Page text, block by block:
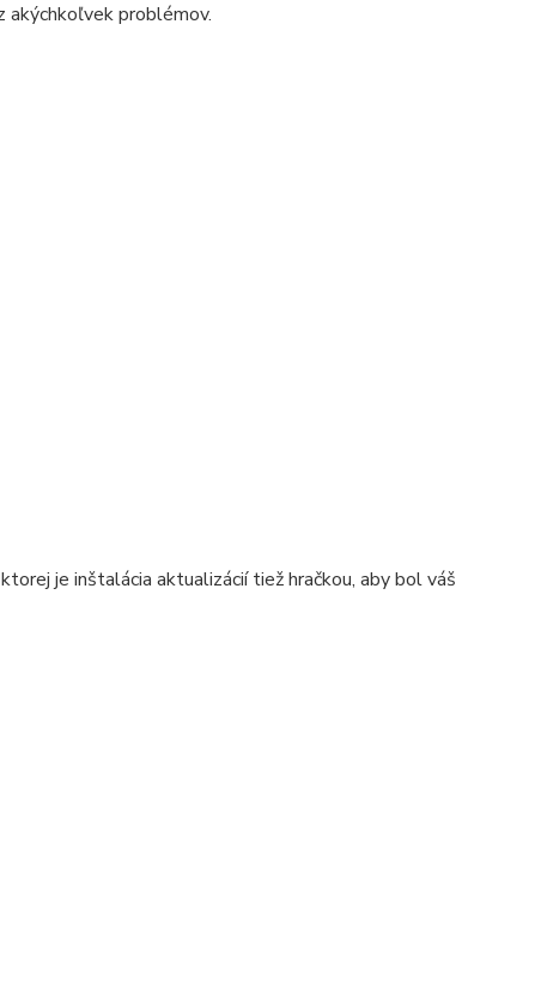
akýchkoľvek problémov.
je inštalácia aktualizácií tiež hračkou, aby bol váš